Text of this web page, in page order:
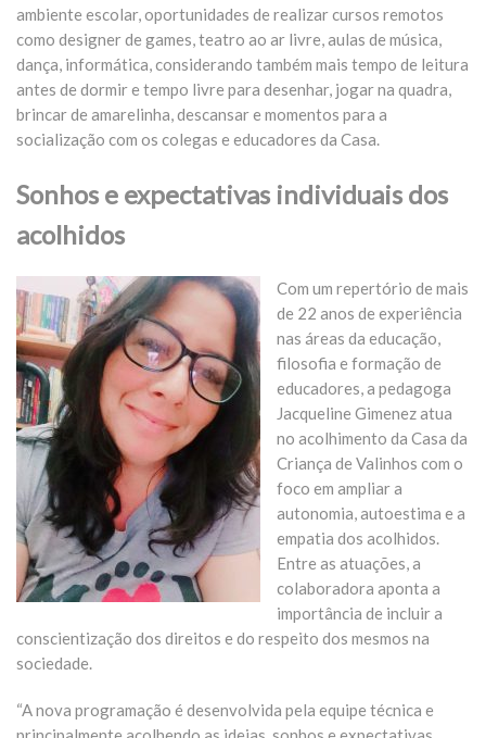
ambiente escolar, oportunidades de realizar cursos remotos
como designer de games, teatro ao ar livre, aulas de música,
dança, informática, considerando também mais tempo de leitura
antes de dormir e tempo livre para desenhar, jogar na quadra,
brincar de amarelinha, descansar e momentos para a
socialização com os colegas e educadores da Casa.
Sonhos e expectativas individuais dos
acolhidos
Com um repertório de mais
de 22 anos de experiência
nas áreas da educação,
filosofia e formação de
educadores, a pedagoga
Jacqueline Gimenez atua
no acolhimento da Casa da
Criança de Valinhos com o
foco em ampliar a
autonomia, autoestima e a
empatia dos acolhidos.
Entre as atuações, a
colaboradora aponta a
importância de incluir a
conscientização dos direitos e do respeito dos mesmos na
sociedade.
“A nova programação é desenvolvida pela equipe técnica e